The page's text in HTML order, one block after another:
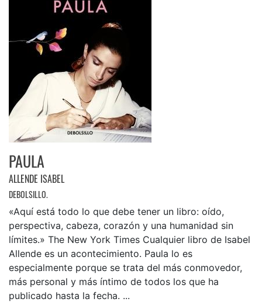
PAULA
ALLENDE ISABEL
DEBOLSILLO.
«Aquí está todo lo que debe tener un libro: oído,
perspectiva, cabeza, corazón y una humanidad sin
límites.» The New York Times Cualquier libro de Isabel
Allende es un acontecimiento. Paula lo es
especialmente porque se trata del más conmovedor,
más personal y más íntimo de todos los que ha
publicado hasta la fecha. ...